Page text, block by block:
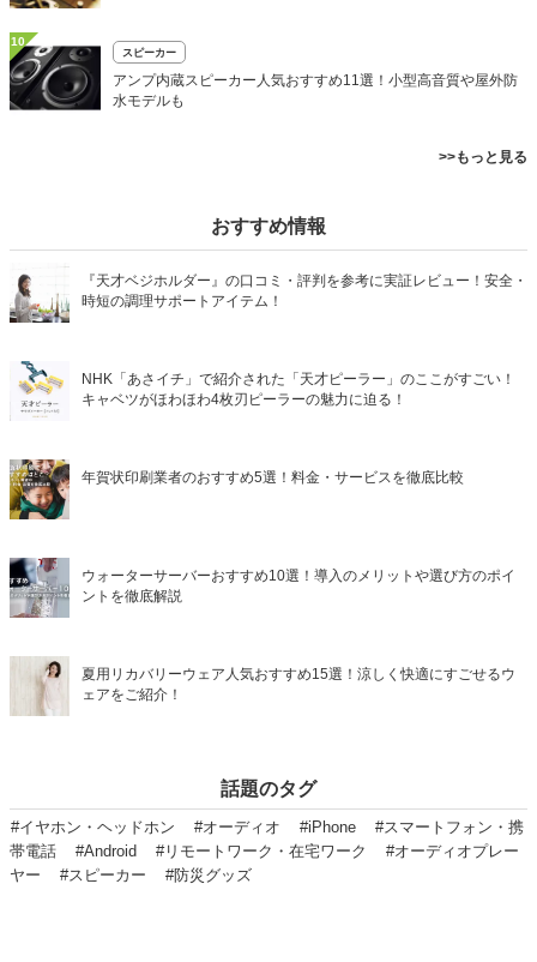
10
スピーカー
アンプ内蔵スピーカー人気おすすめ11選！小型高音質や屋外防
水モデルも
>>もっと見る
おすすめ情報
『天才ベジホルダー』の口コミ・評判を参考に実証レビュー！安全・
時短の調理サポートアイテム！
NHK「あさイチ」で紹介された「天才ピーラー」のここがすごい！
キャベツがほわほわ4枚刃ピーラーの魅力に迫る！
年賀状印刷業者のおすすめ5選！料金・サービスを徹底比較
ウォーターサーバーおすすめ10選！導入のメリットや選び方のポイ
ントを徹底解説
夏用リカバリーウェア人気おすすめ15選！涼しく快適にすごせるウ
ェアをご紹介！
話題のタグ
#イヤホン・ヘッドホン #オーディオ #iPhone
#スマートフォン・携
帯電話
#Android #リモートワーク・在宅ワーク
#オーディオプレー
ヤー
#スピーカー #防災グッズ